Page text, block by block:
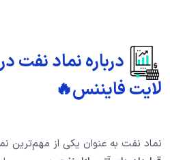
درباره نماد نفت در
لایت فایننس🔥
نماد نفت به عنوان یکی از مهم‌ترین